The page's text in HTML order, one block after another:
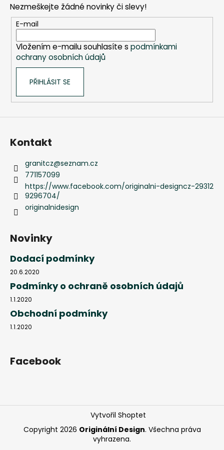
Nezmeškejte žádné novinky či slevy!
E-mail
Vložením e-mailu souhlasíte s podmínkami
ochrany osobních údajů
PŘIHLÁSIT SE
Kontakt
granitcz@seznam.cz
771157099
https://www.facebook.com/originalni-designcz-29312
9296704/
originalnidesign
Novinky
Dodací podmínky
20.6.2020
Podmínky o ochraně osobních údajů
1.1.2020
Obchodní podmínky
1.1.2020
Facebook
Vytvořil Shoptet
Copyright 2026 Originální Design. Všechna práva
vyhrazena.